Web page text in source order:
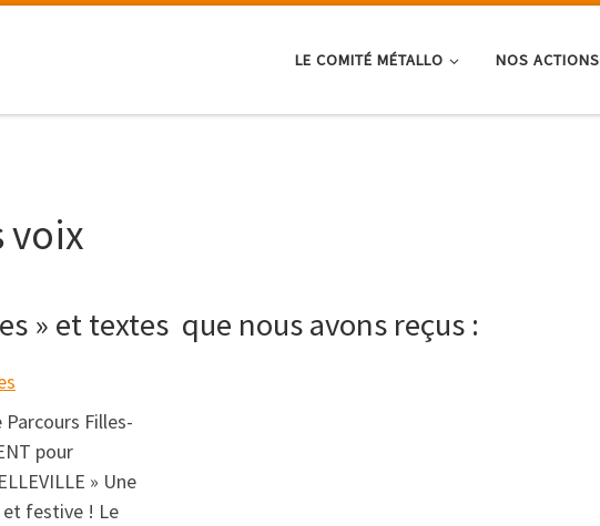
LE COMITÉ MÉTALLO NOS ACTIONS
voix
» et textes que nous avons reçus :
Parcours Filles-
pour
» Une
festive ! Le